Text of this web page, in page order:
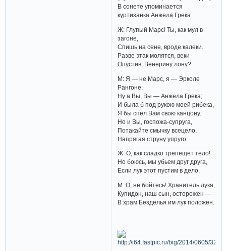
В сонете упоминается
куртизанка Анжела Грека
Ж: Глупый Марс! Ты, как мул в
загоне,
Спишь на сене, вроде калеки.
Разве этак молятся, веки
Опустив, Венерину лону?
М: Я — не Марс, я — Эрколе
Рангоне,
Ну а Вы, Вы — Анжела Грека;
И была б под рукою моей рибека,
Я бы спел Вам свою канцону.
Но и Вы, госпожа-супруга,
Потакайте смычку всецело,
Напрягая струну упруго.
Ж: О, как сладко трепещет тело!
Но боюсь, мы убьем друг друга,
Если лук этот пустим в дело.
М: О, не бойтесь! Хранитель лука,
Купидон, наш сын, осторожен —
В храм Безделья им лук положен.